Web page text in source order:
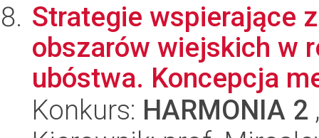
Strategie wspierające
obszarów wiejskich w
ubóstwa. Koncepcja
Konkurs: HARMONIA 2